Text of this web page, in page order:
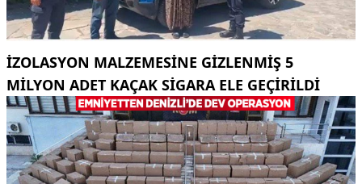
İZOLASYON MALZEMESINE GIZLENMIŞ 5
MILYON ADET KAÇAK SIGARA ELE GEÇIRILDI